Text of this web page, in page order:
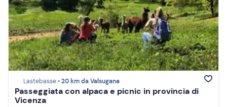
Lastebasse •20 km da Valsugana
Passeggiata con alpaca e picnic in provincia di
Vicenza